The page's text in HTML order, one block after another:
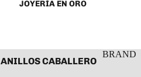
CADENAS Y COLLARES
PULSERAS Y
JOYERÍA EN ORO
ANILLOS CABALLERO
BRAND